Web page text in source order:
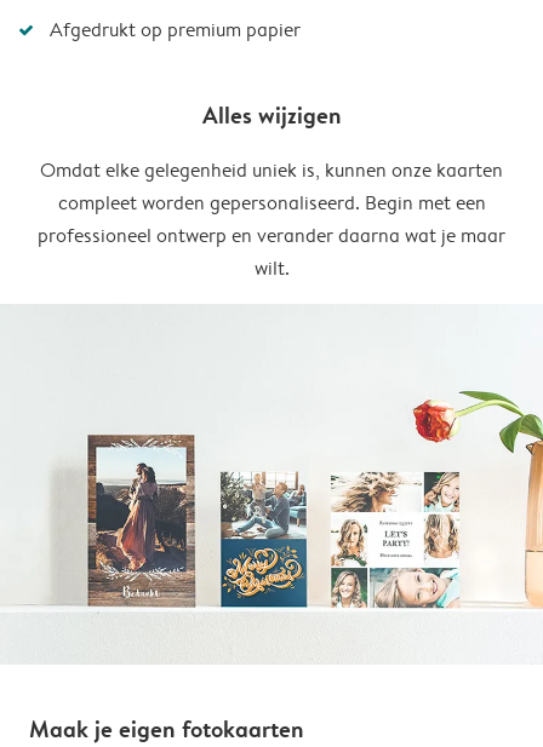
Afgedrukt op premium papier
Alles wijzigen
Omdat elke gelegenheid uniek is, kunnen onze kaarten
compleet worden gepersonaliseerd. Begin met een
professioneel ontwerp en verander daarna wat je maar
wilt.
Maak je eigen fotokaarten